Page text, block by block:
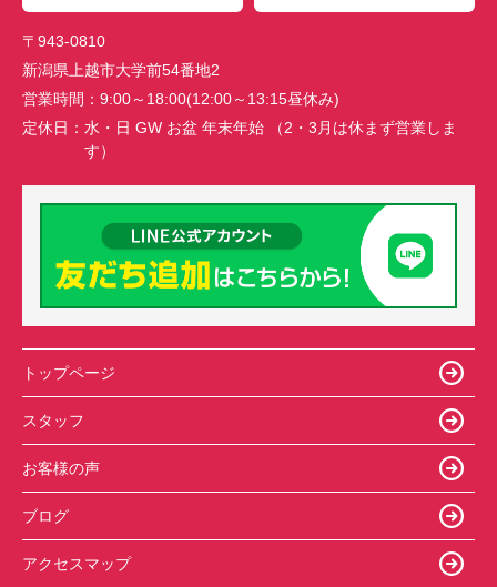
〒943-0810
新潟県上越市大学前54番地2
営業時間： 9:00～18:00(12:00～13:15昼休み)
定休日： 水・日 GW お盆 年末年始 （2・3月は休まず営業しま
す）
トップページ
スタッフ
お客様の声
ブログ
アクセスマップ